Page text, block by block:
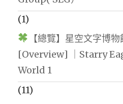
(1)
【總覽】星空文字博物
[Overview] ｜Starry
World 1
(11)